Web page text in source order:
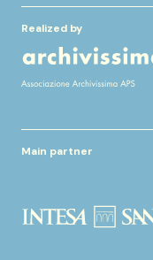
Realized by
Main partner